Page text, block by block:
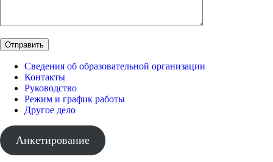
Сведения об образовательной организации
Контакты
Руководство
Режим и график работы
Другое дело
Анкетирование